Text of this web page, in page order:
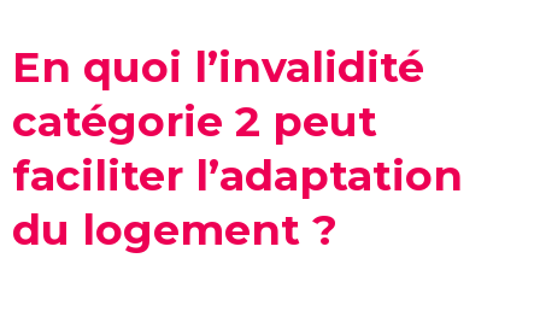
En quoi l’invalidité
catégorie 2 peut
faciliter l’adaptation
du logement ?